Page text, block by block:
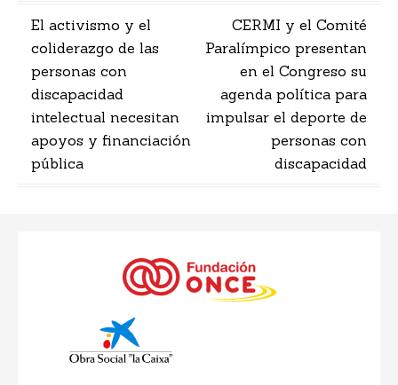
Navegación
de
entradas
El activismo y el
coliderazgo de las
personas con
discapacidad
intelectual necesitan
apoyos y financiación
pública
CERMI y el Comité
Paralímpico presentan
en el Congreso su
agenda política para
impulsar el deporte de
personas con
discapacidad